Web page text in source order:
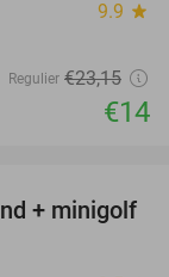
9.9 star
Regulier €23,15
€14
38%
+ minigolf